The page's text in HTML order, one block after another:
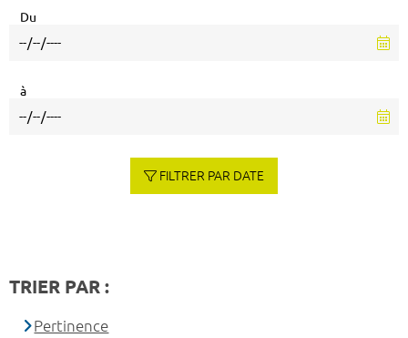
Du
à
FILTRER PAR DATE
TRIER PAR :
Pertinence